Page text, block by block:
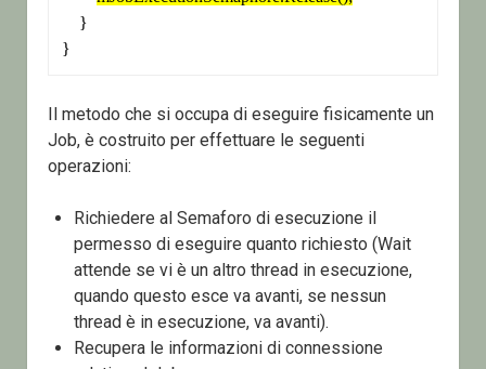
}
Il metodo che si occupa di eseguire fisicamente un
Job, è costruito per effettuare le seguenti
operazioni:
Richiedere al Semaforo di esecuzione il
permesso di eseguire quanto richiesto (Wait
attende se vi è un altro thread in esecuzione,
quando questo esce va avanti, se nessun
thread è in esecuzione, va avanti).
Recupera le informazioni di connessione